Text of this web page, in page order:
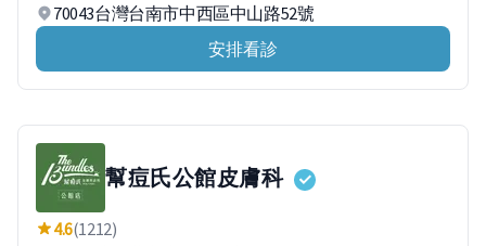
70043台灣台南市中西區中山路52號
安排看診
幫痘氏公館皮膚科
4.6(1212)